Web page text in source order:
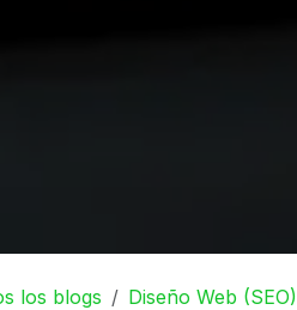
los blogs Diseño Web (SEO)